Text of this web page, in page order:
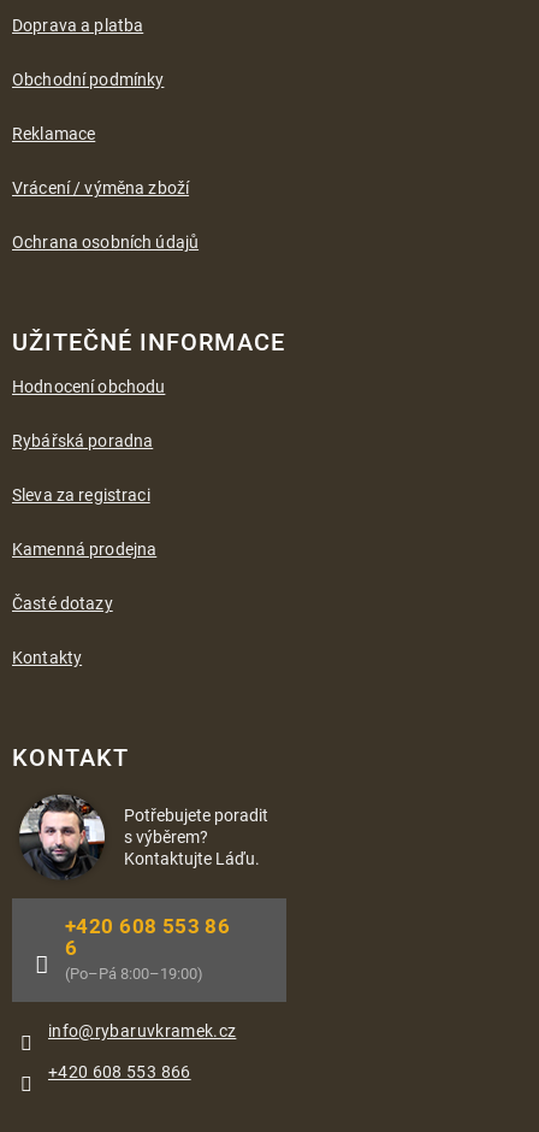
Doprava a platba
Obchodní podmínky
Reklamace
Vrácení / výměna zboží
Ochrana osobních údajů
UŽITEČNÉ INFORMACE
Hodnocení obchodu
Rybářská poradna
Sleva za registraci
Kamenná prodejna
Časté dotazy
Kontakty
KONTAKT
Potřebujete poradit
s výběrem?
Kontaktujte Láďu.
info@rybaruvkramek.cz
+420 608 553 86
6
(Po–Pá 8:00–19:00)
+420 608 553 866